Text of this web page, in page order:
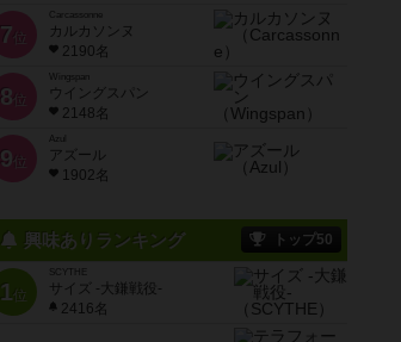
7 位
Carcassonne
カルカソンヌ
2190名
8 位
Wingspan
ウイングスパン
2148名
9 位
Azul
アズール
1902名
興味ありランキング トップ50
1位
SCYTHE
サイズ -大鎌戦役-
2416名